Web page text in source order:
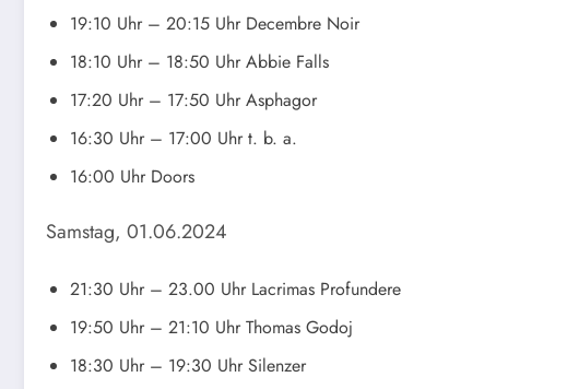
19:10 Uhr – 20:15 Uhr Decembre Noir
18:10 Uhr – 18:50 Uhr Abbie Falls
17:20 Uhr – 17:50 Uhr Asphagor
16:30 Uhr – 17:00 Uhr t. b. a.
16:00 Uhr Doors
Samstag, 01.06.2024
21:30 Uhr – 23.00 Uhr Lacrimas Profundere
19:50 Uhr – 21:10 Uhr Thomas Godoj
18:30 Uhr – 19:30 Uhr Silenzer